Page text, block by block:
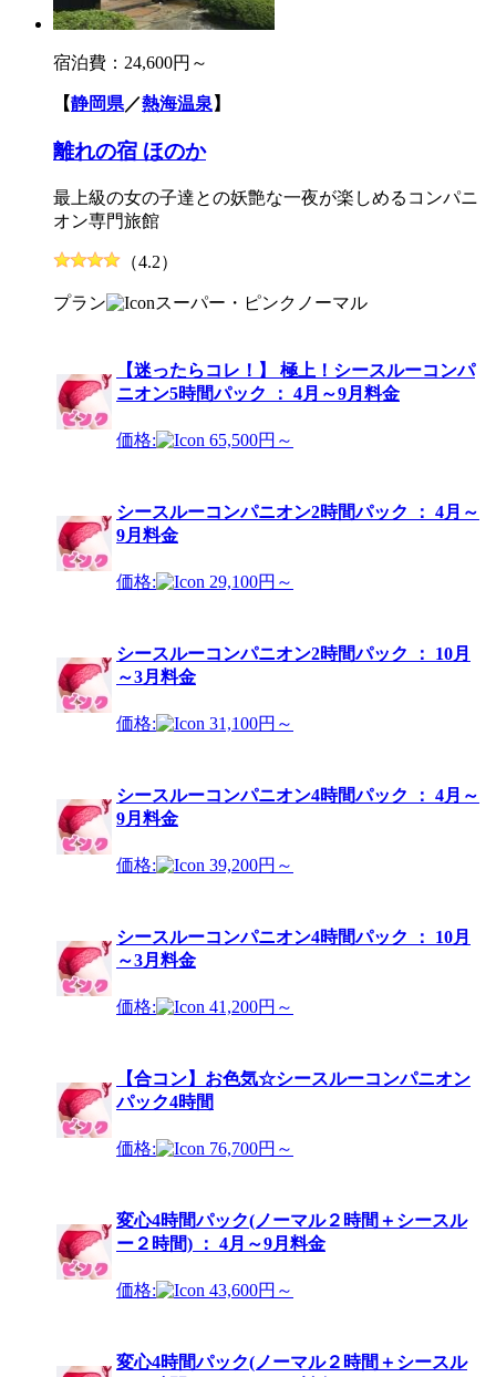
宿泊費： 24,600円～
【静岡県／熱海温泉 】
離れの宿 ほのか
最上級の女の子達との妖艶な一夜が楽しめるコンパニ
オン専門旅館
（4.2）
プラン スーパー・ピンク ノーマル
【迷ったらコレ！】 極上！シースルーコンパ
ニオン5時間パック ： 4月～9月料金
価格: 65,500円～
シースルーコンパニオン2時間パック ： 4月～
9月料金
価格: 29,100円～
シースルーコンパニオン2時間パック ： 10月
～3月料金
価格: 31,100円～
シースルーコンパニオン4時間パック ： 4月～
9月料金
価格: 39,200円～
シースルーコンパニオン4時間パック ： 10月
～3月料金
価格: 41,200円～
【合コン】お色気☆シースルーコンパニオン
パック4時間
価格: 76,700円～
変心4時間パック(ノーマル２時間＋シースル
ー２時間) ： 4月～9月料金
価格: 43,600円～
変心4時間パック(ノーマル２時間＋シースル